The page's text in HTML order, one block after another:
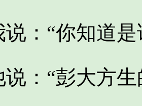
“你知道是
“彭大方生